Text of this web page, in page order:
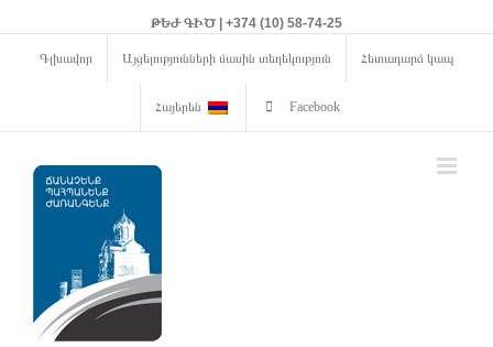
ԹԵԺ ԳԻԾ | +374 (10) 58-74-25
Գլխավոր Այցելությունների մասին տեղեկություն Հետադարձ կապ
Հայերեն Facebook